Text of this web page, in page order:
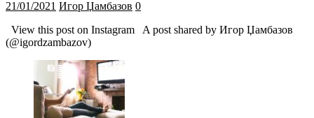
21/01/2021 Игор Џамбазов 0
View this post on Instagram A post shared by Игор Џамбазов
(@igordzambazov)